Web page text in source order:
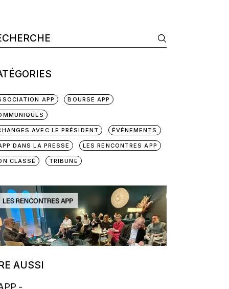
APP BOURSE APP
AVEC LE PRÉSIDENT ÉVÉNEMENTS
DANS LA PRESSE LES RENCONTRES APP
CLASSÉ TRIBUNE
AUSSI